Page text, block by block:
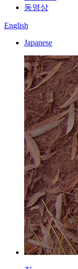
동영상
English
Japanese